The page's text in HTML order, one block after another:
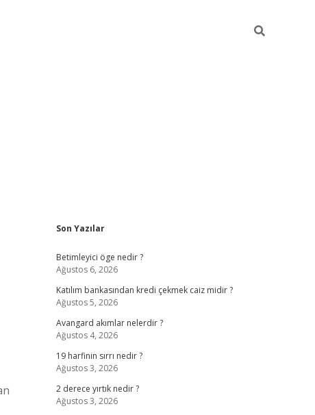
Sidebar
Son Yazılar
Betimleyici öge nedir ?
Ağustos 6, 2026
Katılım bankasından kredi çekmek caiz midir ?
Ağustos 5, 2026
Avangard akımlar nelerdir ?
Ağustos 4, 2026
19 harfinin sırrı nedir ?
Ağustos 3, 2026
2 derece yırtık nedir ?
Ağustos 3, 2026